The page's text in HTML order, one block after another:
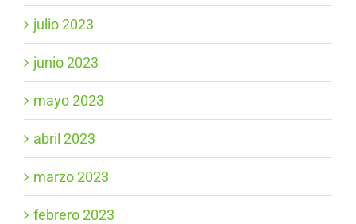
julio 2023
junio 2023
mayo 2023
abril 2023
marzo 2023
febrero 2023